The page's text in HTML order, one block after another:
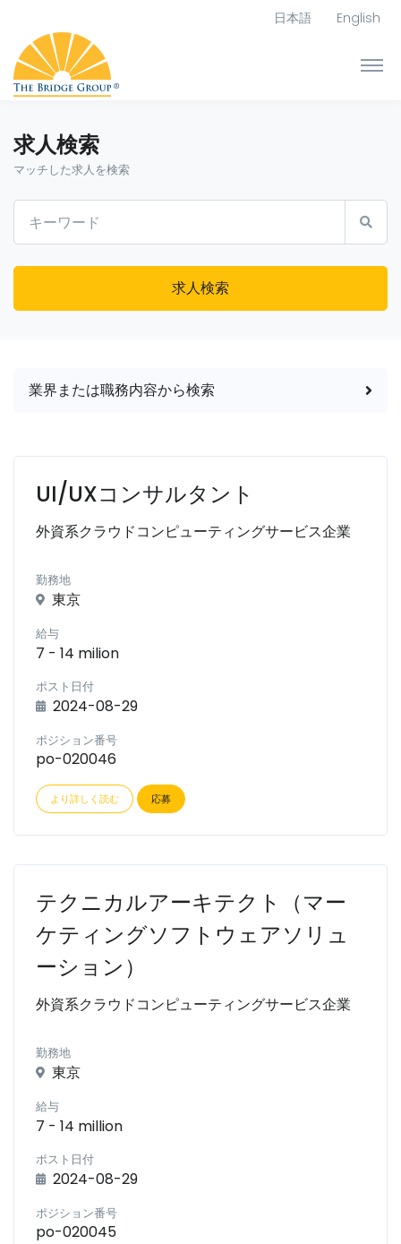
日本語 English
求人検索
マッチした求人を検索
求人検索
業界または職務内容から検索
UI/UXコンサルタント
外資系クラウドコンピューティングサービス企業
勤務地
東京
給与
7 - 14 milion
ポスト日付
2024-08-29
ポジション番号
po-020046
より詳しく読む 応募
テクニカルアーキテクト（マー
ケティングソフトウェアソリュ
ーション）
外資系クラウドコンピューティングサービス企業
勤務地
東京
給与
7 - 14 million
ポスト日付
2024-08-29
ポジション番号
po-020045